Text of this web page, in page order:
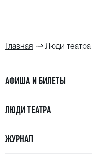
Главная Люди театра
АФИША И БИЛЕТЫ
ЛЮДИ ТЕАТРА
ЖУРНАЛ